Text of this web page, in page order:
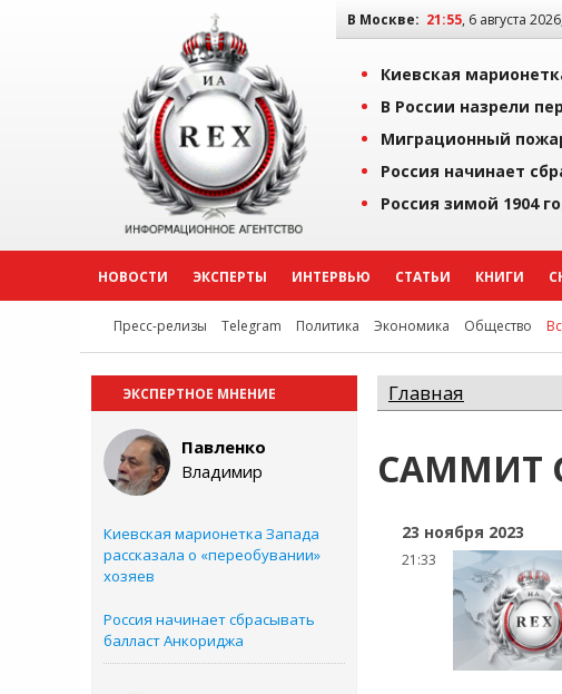
В Москве: 21:55, 6 августа
Киевская
В России назрели
Миграционный
Россия начинает
Россия зимой 1904
НОВОСТИ ЭКСПЕРТЫ ИНТЕРВЬЮ СТАТЬИ КНИГИ
Пресс-релизы Telegram Политика Экономика Общество
ЭКСПЕРТНОЕ МНЕНИЕ
Павленко
Владимир
Киевская марионетка Запада
рассказала о «переобувании»
хозяев
Россия начинает сбрасывать
балласт Анкориджа
Главная
САММИТ
23 ноября 2023
21:33